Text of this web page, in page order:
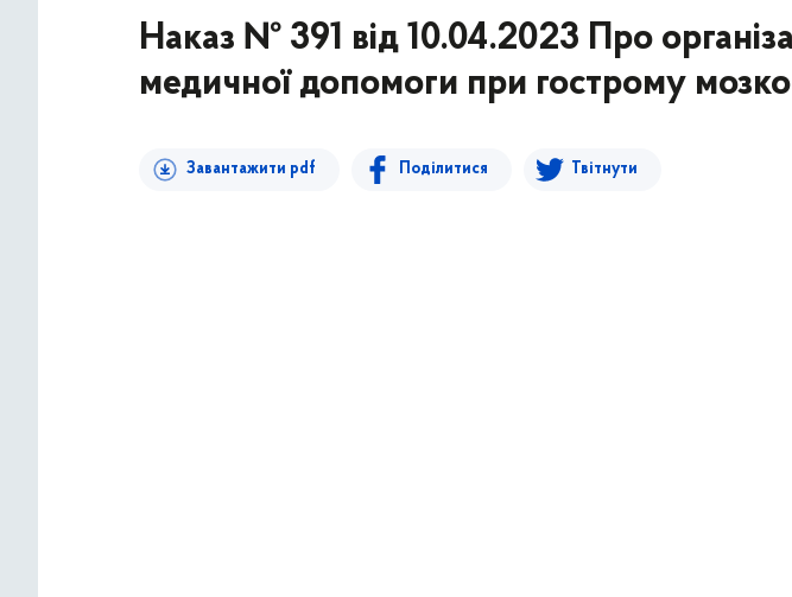
Наказ № 391 від 10.04.2023 Про
медичної допомоги при гострому
Завантажити pdf Поділитися Твітнути